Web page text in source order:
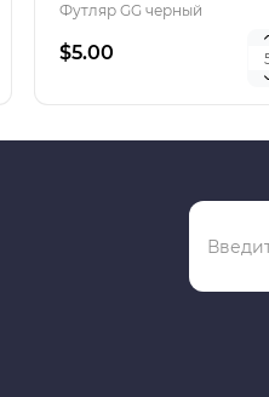
Футляр GG черный
$5.00